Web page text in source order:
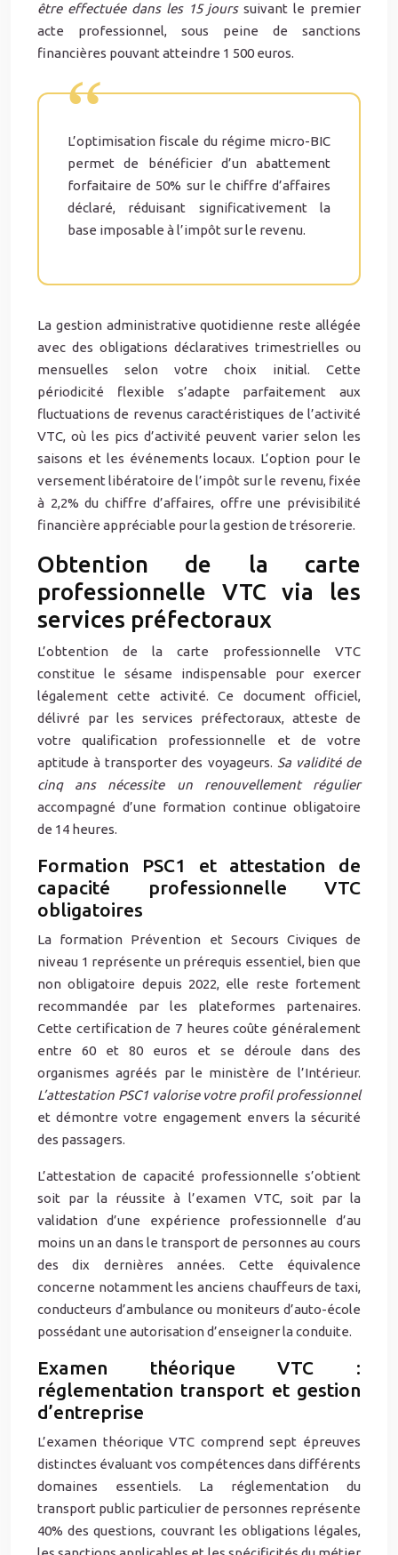
être effectuée dans les 15 jourssuivant le premier
acte professionnel, sous peine de sanctions
financières pouvant atteindre 1 500 euros.
L’optimisation fiscale du régime micro-BIC
permet de bénéficier d’un abattement
forfaitaire de 50% sur le chiffre d’affaires
déclaré, réduisant significativement la
base imposable à l’impôt sur le revenu.
La gestion administrative quotidienne reste allégée
avec des obligations déclaratives trimestrielles ou
mensuelles selon votre choix initial. Cette
périodicité flexible s’adapte parfaitement aux
fluctuations de revenus caractéristiques de l’activité
VTC, où les pics d’activité peuvent varier selon les
saisons et les événements locaux. L’option pour le
versement libératoire de l’impôt sur le revenu, fixée
à 2,2% du chiffre d’affaires, offre une prévisibilité
financière appréciable pour la gestion de trésorerie.
Obtention de la carte
professionnelle VTC via les
services préfectoraux
L’obtention de la carte professionnelle VTC
constitue le sésame indispensable pour exercer
légalement cette activité. Ce document officiel,
délivré par les services préfectoraux, atteste de
votre qualification professionnelle et de votre
aptitude à transporter des voyageurs. Sa validité de
cinq ans nécessite un renouvellement régulier
accompagné d’une formation continue obligatoire
de 14 heures.
Formation PSC1 et attestation de
capacité professionnelle VTC
obligatoires
La formation Prévention et Secours Civiques de
niveau 1 représente un prérequis essentiel, bien que
non obligatoire depuis 2022, elle reste fortement
recommandée par les plateformes partenaires.
Cette certification de 7 heures coûte généralement
entre 60 et 80 euros et se déroule dans des
organismes agréés par le ministère de l’Intérieur.
L’attestation PSC1 valorise votre profil professionnel
et démontre votre engagement envers la sécurité
des passagers.
L’attestation de capacité professionnelle s’obtient
soit par la réussite à l’examen VTC, soit par la
validation d’une expérience professionnelle d’au
moins un an dans le transport de personnes au cours
des dix dernières années. Cette équivalence
concerne notamment les anciens chauffeurs de taxi,
conducteurs d’ambulance ou moniteurs d’auto-école
possédant une autorisation d’enseigner la conduite.
Examen théorique VTC :
réglementation transport et gestion
d’entreprise
L’examen théorique VTC comprend sept épreuves
distinctes évaluant vos compétences dans différents
domaines essentiels. La réglementation du
transport public particulier de personnes représente
40% des questions, couvrant les obligations légales,